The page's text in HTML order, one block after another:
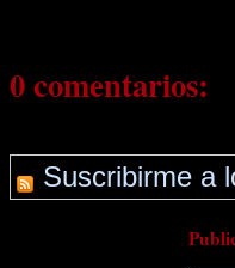
0 comentarios:
Suscribirme a